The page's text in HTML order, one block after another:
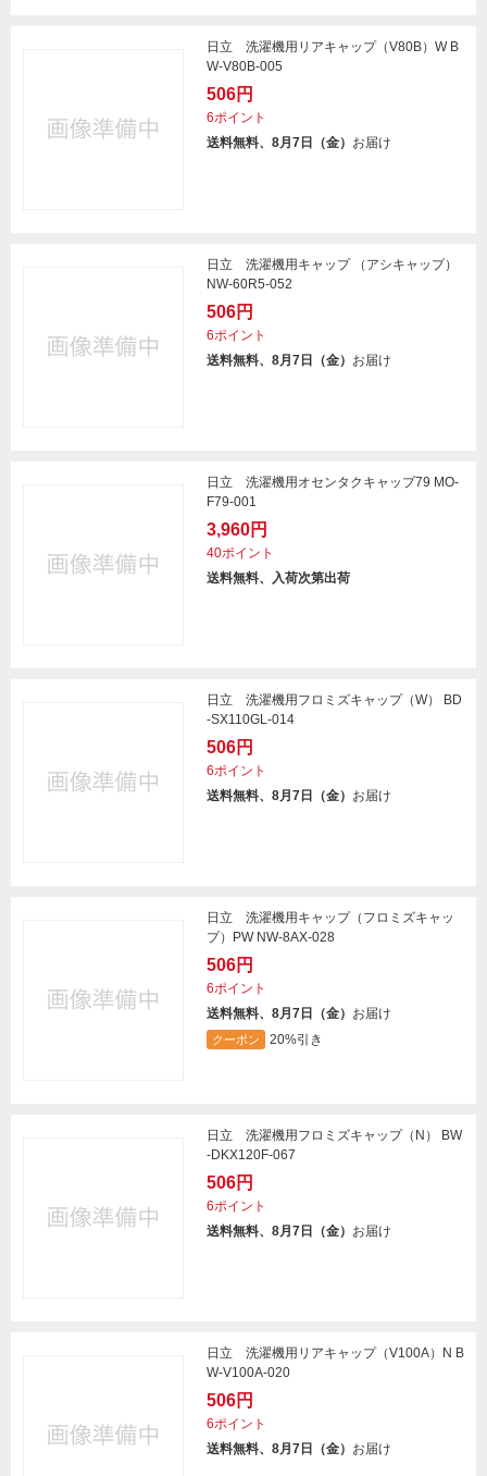
日立 洗濯機用リアキャップ（V80B）W B
W-V80B-005
506円
6ポイント
送料無料、8月7日（金） お届け
日立 洗濯機用キャップ （アシキャップ）
NW-60R5-052
506円
6ポイント
送料無料、8月7日（金） お届け
日立 洗濯機用オセンタクキャップ79 MO-
F79-001
3,960円
40ポイント
送料無料、入荷次第出荷
日立 洗濯機用フロミズキャップ（W） BD
-SX110GL-014
506円
6ポイント
送料無料、8月7日（金） お届け
日立 洗濯機用キャップ（フロミズキャッ
プ）PW NW-8AX-028
506円
6ポイント
送料無料、8月7日（金） お届け
クーポン 20%引き
日立 洗濯機用フロミズキャップ（N） BW
-DKX120F-067
506円
6ポイント
送料無料、8月7日（金） お届け
日立 洗濯機用リアキャップ（V100A）N B
W-V100A-020
506円
6ポイント
送料無料、8月7日（金） お届け